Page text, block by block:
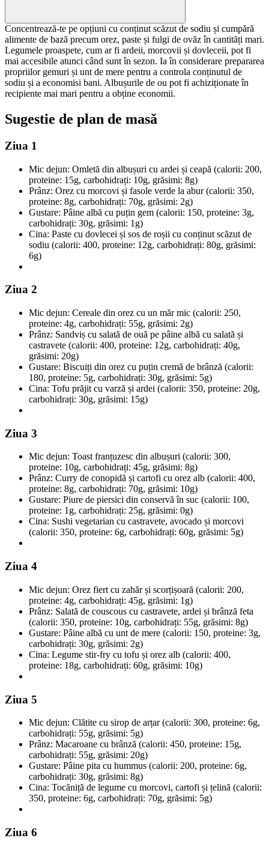
Concentrează-te pe opțiuni cu conținut scăzut de sodiu și cumpără
alimente de bază precum orez, paste și fulgi de ovăz în cantități mari.
Legumele proaspete, cum ar fi ardeii, morcovii și dovleceii, pot fi
mai accesibile atunci când sunt în sezon. Ia în considerare prepararea
propriilor gemuri și unt de mere pentru a controla conținutul de
sodiu și a economisi bani. Albușurile de ou pot fi achiziționate în
recipiente mai mari pentru a obține economii.
Sugestie de plan de masă
Ziua 1
Mic dejun: Omletă din albușuri cu ardei și ceapă (calorii: 200,
proteine: 15g, carbohidrați: 10g, grăsimi: 8g)
Prânz: Orez cu morcovi și fasole verde la abur (calorii: 350,
proteine: 8g, carbohidrați: 70g, grăsimi: 2g)
Gustare: Pâine albă cu puțin gem (calorii: 150, proteine: 3g,
carbohidrați: 30g, grăsimi: 1g)
Cina: Paste cu dovlecei și sos de roșii cu conținut scăzut de
sodiu (calorii: 400, proteine: 12g, carbohidrați: 80g, grăsimi:
6g)
Ziua 2
Mic dejun: Cereale din orez cu un măr mic (calorii: 250,
proteine: 4g, carbohidrați: 55g, grăsimi: 2g)
Prânz: Sandviș cu salată de ouă pe pâine albă cu salată și
castravete (calorii: 400, proteine: 12g, carbohidrați: 40g,
grăsimi: 20g)
Gustare: Biscuiți din orez cu puțin cremă de brânză (calorii:
180, proteine: 5g, carbohidrați: 30g, grăsimi: 5g)
Cina: Tofu prăjit cu varză și ardei (calorii: 350, proteine: 20g,
carbohidrați: 30g, grăsimi: 15g)
Ziua 3
Mic dejun: Toast franțuzesc din albușuri (calorii: 300,
proteine: 10g, carbohidrați: 45g, grăsimi: 8g)
Prânz: Curry de conopidă și cartofi cu orez alb (calorii: 400,
proteine: 8g, carbohidrați: 70g, grăsimi: 10g)
Gustare: Piure de piersici din conservă în suc (calorii: 100,
proteine: 1g, carbohidrați: 25g, grăsimi: 0g)
Cina: Sushi vegetarian cu castravete, avocado și morcovi
(calorii: 350, proteine: 6g, carbohidrați: 60g, grăsimi: 5g)
Ziua 4
Mic dejun: Orez fiert cu zahăr și scorțișoară (calorii: 200,
proteine: 4g, carbohidrați: 45g, grăsimi: 1g)
Prânz: Salată de couscous cu castravete, ardei și brânză feta
(calorii: 350, proteine: 10g, carbohidrați: 55g, grăsimi: 8g)
Gustare: Pâine albă cu unt de mere (calorii: 150, proteine: 3g,
carbohidrați: 30g, grăsimi: 2g)
Cina: Legume stir-fry cu tofu și orez alb (calorii: 400,
proteine: 18g, carbohidrați: 60g, grăsimi: 10g)
Ziua 5
Mic dejun: Clătite cu sirop de arțar (calorii: 300, proteine: 6g,
carbohidrați: 55g, grăsimi: 5g)
Prânz: Macaroane cu brânză (calorii: 450, proteine: 15g,
carbohidrați: 55g, grăsimi: 20g)
Gustare: Pâine pita cu hummus (calorii: 200, proteine: 6g,
carbohidrați: 30g, grăsimi: 8g)
Cina: Tocăniță de legume cu morcovi, cartofi și țelină (calorii:
350, proteine: 6g, carbohidrați: 70g, grăsimi: 5g)
Ziua 6